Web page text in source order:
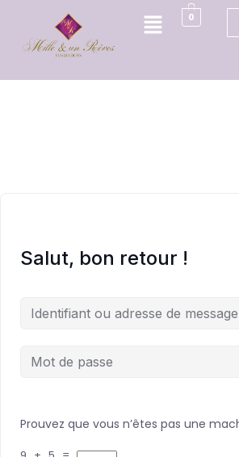
0
Salut, bon retour !
Prouvez que vous n’êtes pas une